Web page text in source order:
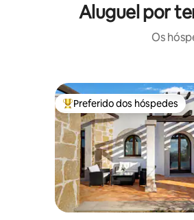
Aluguel por
Os
Entre os melhores preferidos
Preferido dos hóspedes